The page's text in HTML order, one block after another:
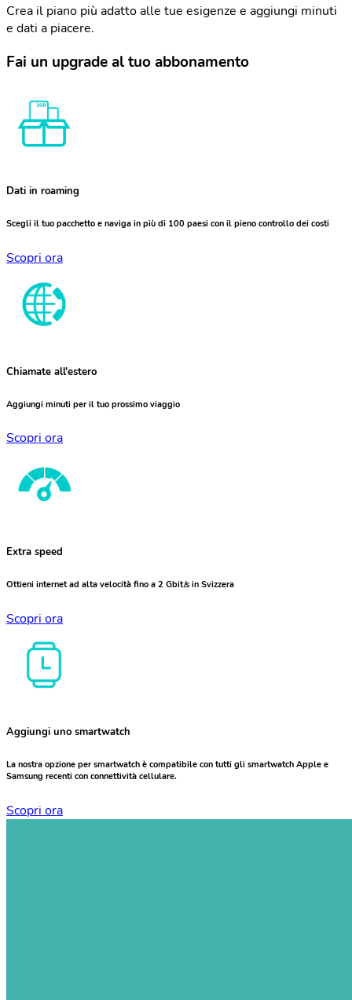
Crea il piano più adatto alle tue esigenze e aggiungi minuti
e dati a piacere.
Fai un upgrade al tuo abbonamento
Dati in roaming
Scegli il tuo pacchetto e naviga in più di 100 paesi con il pieno controllo dei costi
Scopri ora
Chiamate all'estero
Aggiungi minuti per il tuo prossimo viaggio
Scopri ora
Extra speed
Ottieni internet ad alta velocità fino a 2 Gbit/s in Svizzera
Scopri ora
Aggiungi uno smartwatch
La nostra opzione per smartwatch è compatibile con tutti gli smartwatch Apple e
Samsung recenti con connettività cellulare.
Scopri ora